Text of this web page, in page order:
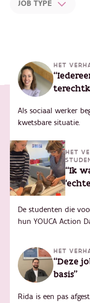
JOB TYPE
HET
Als sociaal werker
kwetsbare situatie.
HET
“Ik
De studenten die
hun YOUCA Action
HET
“Deze
basis"
Rida is een pas